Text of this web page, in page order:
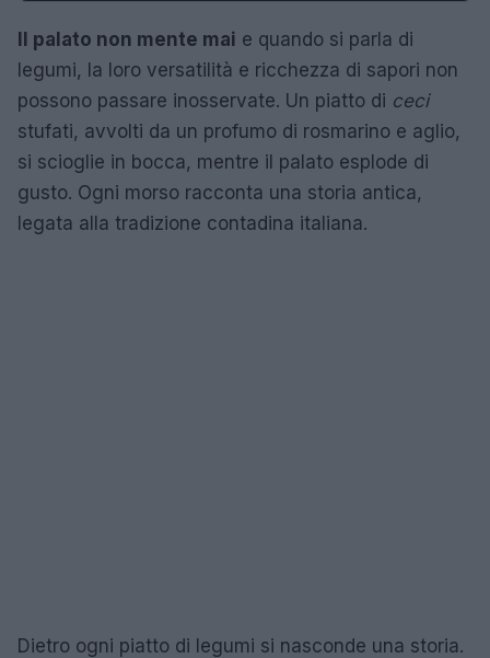
Il palato non mente mai e quando si parla di
legumi, la loro versatilità e ricchezza di sapori non
possono passare inosservate. Un piatto di ceci
stufati, avvolti da un profumo di rosmarino e aglio,
si scioglie in bocca, mentre il palato esplode di
gusto. Ogni morso racconta una storia antica,
legata alla tradizione contadina italiana.
Dietro ogni piatto di legumi si nasconde una storia.